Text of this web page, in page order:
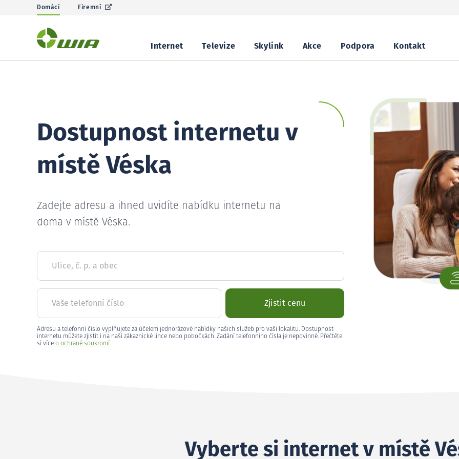
Domácí Firemní
Internet Televize Skylink Akce Podpora Kontakt
Dostupnost internetu v
místě Véska
Zadejte adresu a ihned uvidíte nabídku internetu na
doma v místě Véska.
Ulice, č. p. a obec
Vaše telefonní číslo Zjistit cenu
Adresu a telefonní číslo vyplňujete za účelem jednorázové nabídky našich služeb pro vaši lokalitu. Dostupnost
internetu můžete zjistit i na naší zákaznické lince nebo pobočkách. Zadání telefonního čísla je nepovinné. Přečtěte
si více o ochraně soukromí.
Vyberte si internet v místě